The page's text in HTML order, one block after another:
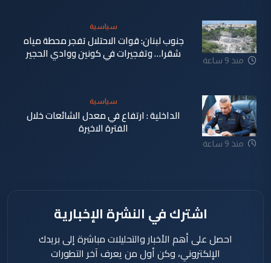
منذ 9 ساعة
سياسية
جنوب لبنان: قوات الاحتلال تفجر محطة مياه
شقرا… وتفجيرات في كونين ووادي الحجير
منذ 9 ساعة
سياسية
الداخلية : ارتفاع في معدل الشائعات خلال
الفترة الاخيرة
اشترك في النشرة الإخبارية
احصل على أهم الأخبار والتحليلات مباشرة إلى بريدك
الإلكتروني، وكن أول من يعرف آخر التطورات